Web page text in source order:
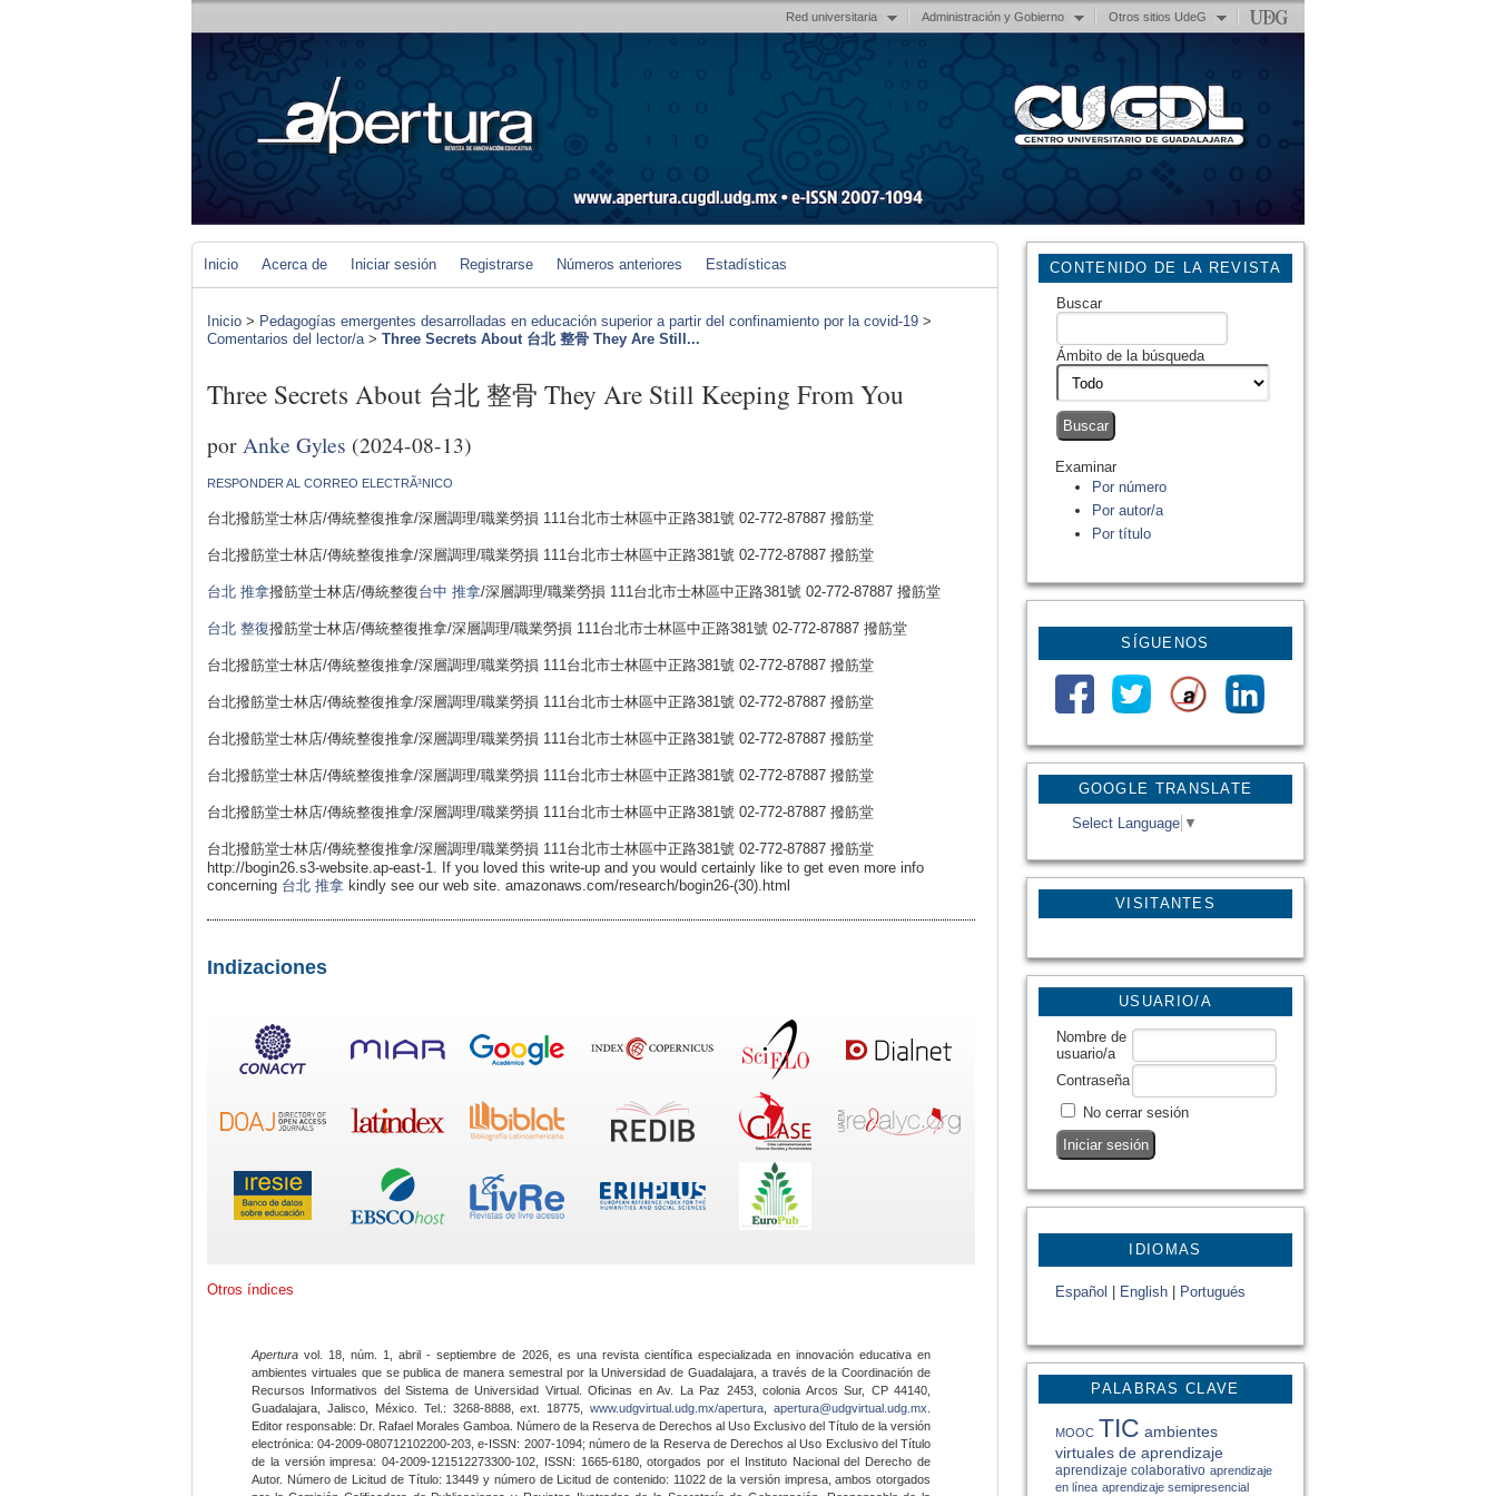
Red universitaria Administración y Gobierno Otros sitios UdeG
GOOGLE TRANSLATE
Select Language ▼
VISITANTES
CONTENIDO DE LA REVISTA
Buscar
Ámbito de la búsqueda
Examinar
Por número
Por autor/a
Por título
SÍGUENOS
USUARIO/A
Nombre de
usuario/a
Contraseña
No cerrar sesión
IDIOMAS
Español English Portugués
PALABRAS CLAVE
MOOC TIC ambientes
virtuales de aprendizaje
aprendizaje colaborativo aprendizaje
en línea aprendizaje semipresencial
Inicio Acerca de Iniciar sesión Registrarse Números anteriores Estadísticas
Inicio > Pedagogías emergentes desarrolladas en educación superior a partir del confinamiento por la covid-19 >
Comentarios del lector/a> Three Secrets About 台北 整骨 They Are Still...
Three Secrets About 台北 整骨 They Are Still Keeping From You
por Anke Gyles (2024-08-13)
RESPONDER AL CORREO ELECTRÃ³NICO
台北撥筋堂士林店/傳統整復推拿/深層調理/職業勞損 111台北市士林區中正路381號 02-772-87887 撥筋堂
台北撥筋堂士林店/傳統整復推拿/深層調理/職業勞損 111台北市士林區中正路381號 02-772-87887 撥筋堂
台北 推拿撥筋堂士林店/傳統整復台中 推拿/深層調理/職業勞損 111台北市士林區中正路381號 02-772-87887 撥筋堂
台北 整復撥筋堂士林店/傳統整復推拿/深層調理/職業勞損 111台北市士林區中正路381號 02-772-87887 撥筋堂
台北撥筋堂士林店/傳統整復推拿/深層調理/職業勞損 111台北市士林區中正路381號 02-772-87887 撥筋堂
台北撥筋堂士林店/傳統整復推拿/深層調理/職業勞損 111台北市士林區中正路381號 02-772-87887 撥筋堂
台北撥筋堂士林店/傳統整復推拿/深層調理/職業勞損 111台北市士林區中正路381號 02-772-87887 撥筋堂
台北撥筋堂士林店/傳統整復推拿/深層調理/職業勞損 111台北市士林區中正路381號 02-772-87887 撥筋堂
台北撥筋堂士林店/傳統整復推拿/深層調理/職業勞損 111台北市士林區中正路381號 02-772-87887 撥筋堂
台北撥筋堂士林店/傳統整復推拿/深層調理/職業勞損 111台北市士林區中正路381號 02-772-87887 撥筋堂
http://bogin26.s3-website.ap-east-1. If you loved this write-up and you would certainly like to get even more info
concerning 台北 推拿 kindly see our web site. amazonaws.com/research/bogin26-(30).html
Indizaciones
Otros índices
Apertura vol. 18, núm. 1, abril - septiembre de 2026, es una revista científica especializada en innovación educativa en
ambientes virtuales que se publica de manera semestral por la Universidad de Guadalajara, a través de la Coordinación de
Recursos Informativos del Sistema de Universidad Virtual. Oficinas en Av. La Paz 2453, colonia Arcos Sur, CP 44140,
Guadalajara, Jalisco, México. Tel.: 3268-8888, ext. 18775,www.udgvirtual.udg.mx/apertura apertura@udgvirtual.udg.mx
Editor responsable: Dr. Rafael Morales Gamboa. Número de la Reserva de Derechos al Uso Exclusivo del Título de la versión
electrónica: 04-2009-080712102200-203, e-ISSN: 2007-1094; número de la Reserva de Derechos al Uso Exclusivo del Título
de la versión impresa: 04-2009-121512273300-102, ISSN: 1665-6180, otorgados por el Instituto Nacional del Derecho de
Autor. Número de Licitud de Título: 13449 y número de Licitud de contenido: 11022 de la versión impresa, ambos otorgados